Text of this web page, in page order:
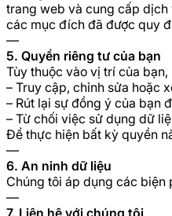
trang web và cung cấp dịch
các mục đích đã được quy
—
5. Quyền riêng tư của bạn
Tùy thuộc vào vị trí của
– Truy cập, chỉnh sửa hoặc
– Rút lại sự đồng ý của bạn
– Từ chối việc sử dụng dữ
Để thực hiện bất kỳ quyền
—
6. An ninh dữ liệu
Chúng tôi áp dụng các biện
—
7. Liên hệ với chúng tôi